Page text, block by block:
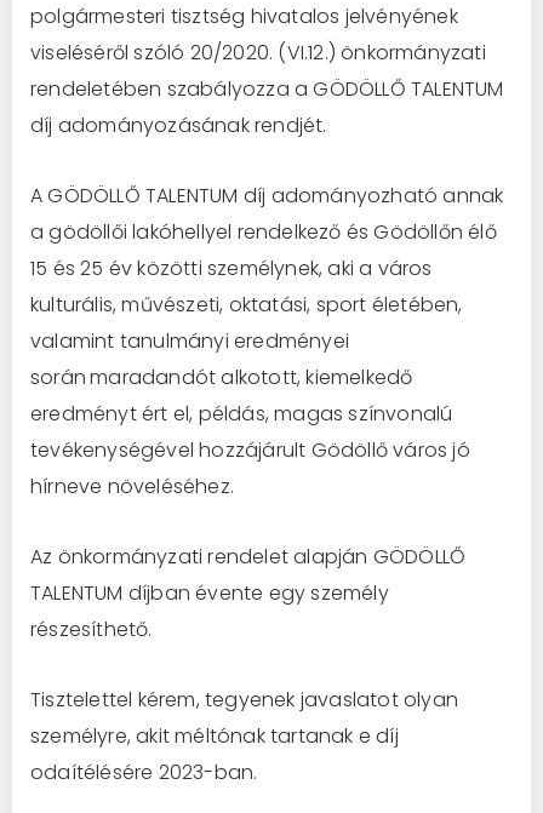
polgármesteri tisztség hivatalos jelvényének
viseléséről szóló 20/2020. (VI.12.) önkormányzati
rendeletében szabályozza a GÖDÖLLŐ TALENTUM
díj adományozásának rendjét.
A GÖDÖLLŐ TALENTUM díj adományozható annak
a gödöllői lakóhellyel rendelkező és Gödöllőn élő
15 és 25 év közötti személynek, aki a város
kulturális, művészeti, oktatási, sport életében,
valamint tanulmányi eredményei
soránmaradandót alkotott, kiemelkedő
eredményt ért el, példás, magas színvonalú
tevékenységével hozzájárult Gödöllő város jó
hírneve növeléséhez.
Az önkormányzati rendelet alapján GÖDÖLLŐ
TALENTUM díjban évente egy személy
részesíthető.
Tisztelettel kérem, tegyenek javaslatot olyan
személyre, akit méltónak tartanak e díj
odaítélésére 2023-ban.